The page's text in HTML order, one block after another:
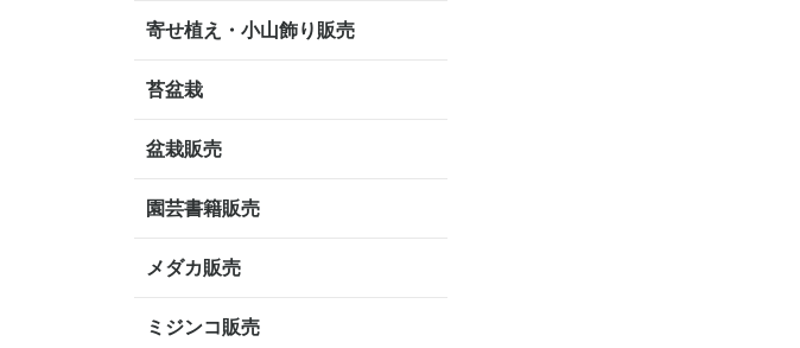
寄せ植え・小山飾り販売
苔盆栽
盆栽販売
園芸書籍販売
メダカ販売
ミジンコ販売